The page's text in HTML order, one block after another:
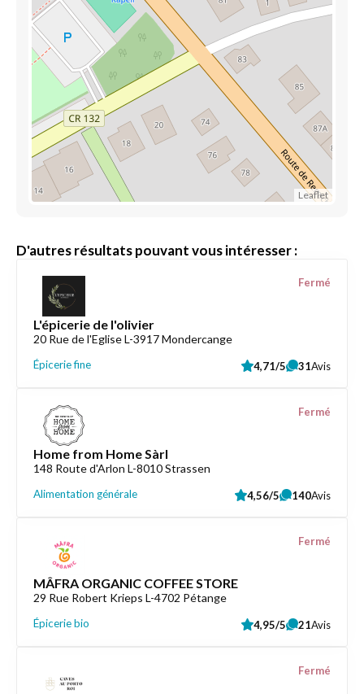
Leaflet
D'autres résultats pouvant vous intéresser :
L'épicerie de l'olivier
20 Rue de l'Eglise L-3917 Mondercange
Épicerie fine
Fermé
4,71/5 31Avis
Home from Home Sàrl
148 Route d'Arlon L-8010 Strassen
Alimentation générale
Fermé
4,56/5 140Avis
MÂFRA ORGANIC COFFEE STORE
29 Rue Robert Krieps L-4702 Pétange
Épicerie bio
Fermé
4,95/5 21Avis
Fermé